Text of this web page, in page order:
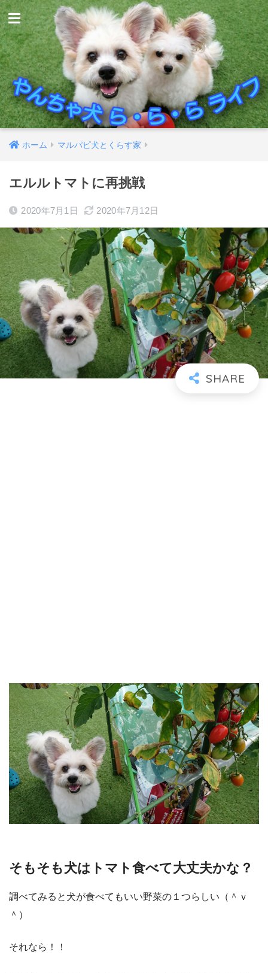
ホーム マルパピ犬とくらす家
エルルトマトに再挑戦
2020年7月1日 2020年7月12日
そもそも犬はトマト食べて大丈夫かな？
調べてみると犬が食べてもいい野菜の１つらしい（＾ｖ
＾）
それなら！！